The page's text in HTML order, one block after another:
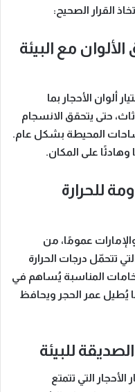
القرار الصحيح:
مع البيئة
ألوان الأحجار بما
حتى يتحقق الانسجام
المحيطة بشكل عام.
وهادئًا على المكان.
للحرارة
عمومًا، من
تتحمّل درجات الحرارة
المناسبة يُساهم في
يُطيل عمر الحجر ويحافظ
التي تتمتع